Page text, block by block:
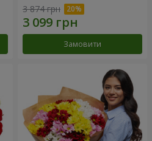
3 874 грн
Замовити